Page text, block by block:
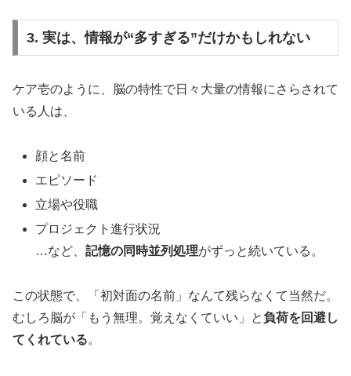
3. 実は、情報が“多すぎる”だけかもしれない
ケア壱のように、脳の特性で日々大量の情報にさらされて
いる人は、
顔と名前
エピソード
立場や役職
プロジェクト進行状況
…など、記憶の同時並列処理がずっと続いている。
この状態で、「初対面の名前」なんて残らなくて当然だ。
むしろ脳が「もう無理。覚えなくていい」と負荷を回避し
てくれている。